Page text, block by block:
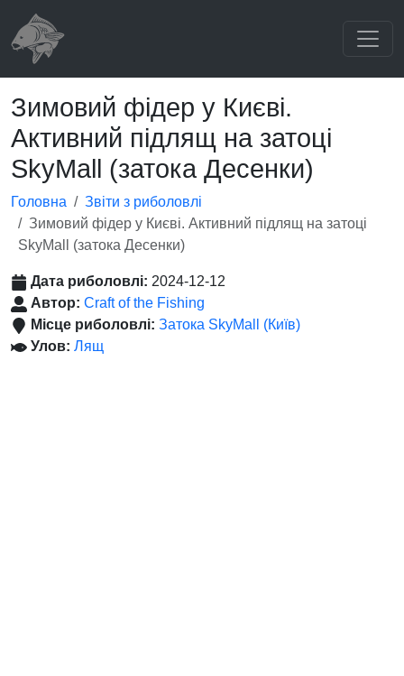
Зимовий фідер у Києві.
Активний підлящ на затоці
SkyMall (затока Десенки)
Головна
Звіти з риболовлі
Зимовий фідер у Києві. Активний підлящ на затоці
SkyMall (затока Десенки)
Дата риболовлі: 2024-12-12
Автор: Craft of the Fishing
Місце риболовлі: Затока SkyMall (Київ)
Улов: Лящ